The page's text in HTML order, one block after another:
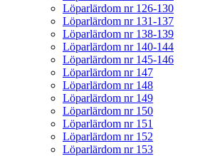
Löparlärdom nr 126-130
Löparlärdom nr 131-137
Löparlärdom nr 138-139
Löparlärdom nr 140-144
Löparlärdom nr 145-146
Löparlärdom nr 147
Löparlärdom nr 148
Löparlärdom nr 149
Löparlärdom nr 150
Löparlärdom nr 151
Löparlärdom nr 152
Löparlärdom nr 153